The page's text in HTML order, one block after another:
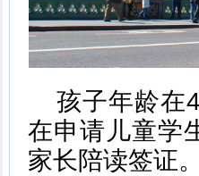
孩子年龄在
在申请儿童学
家长陪读签证